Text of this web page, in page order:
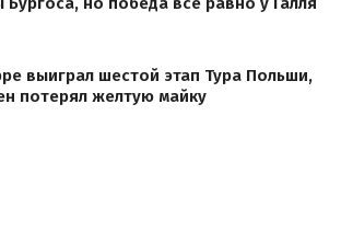
выиграл шестой этап Тура Польши,
потерял желтую майку